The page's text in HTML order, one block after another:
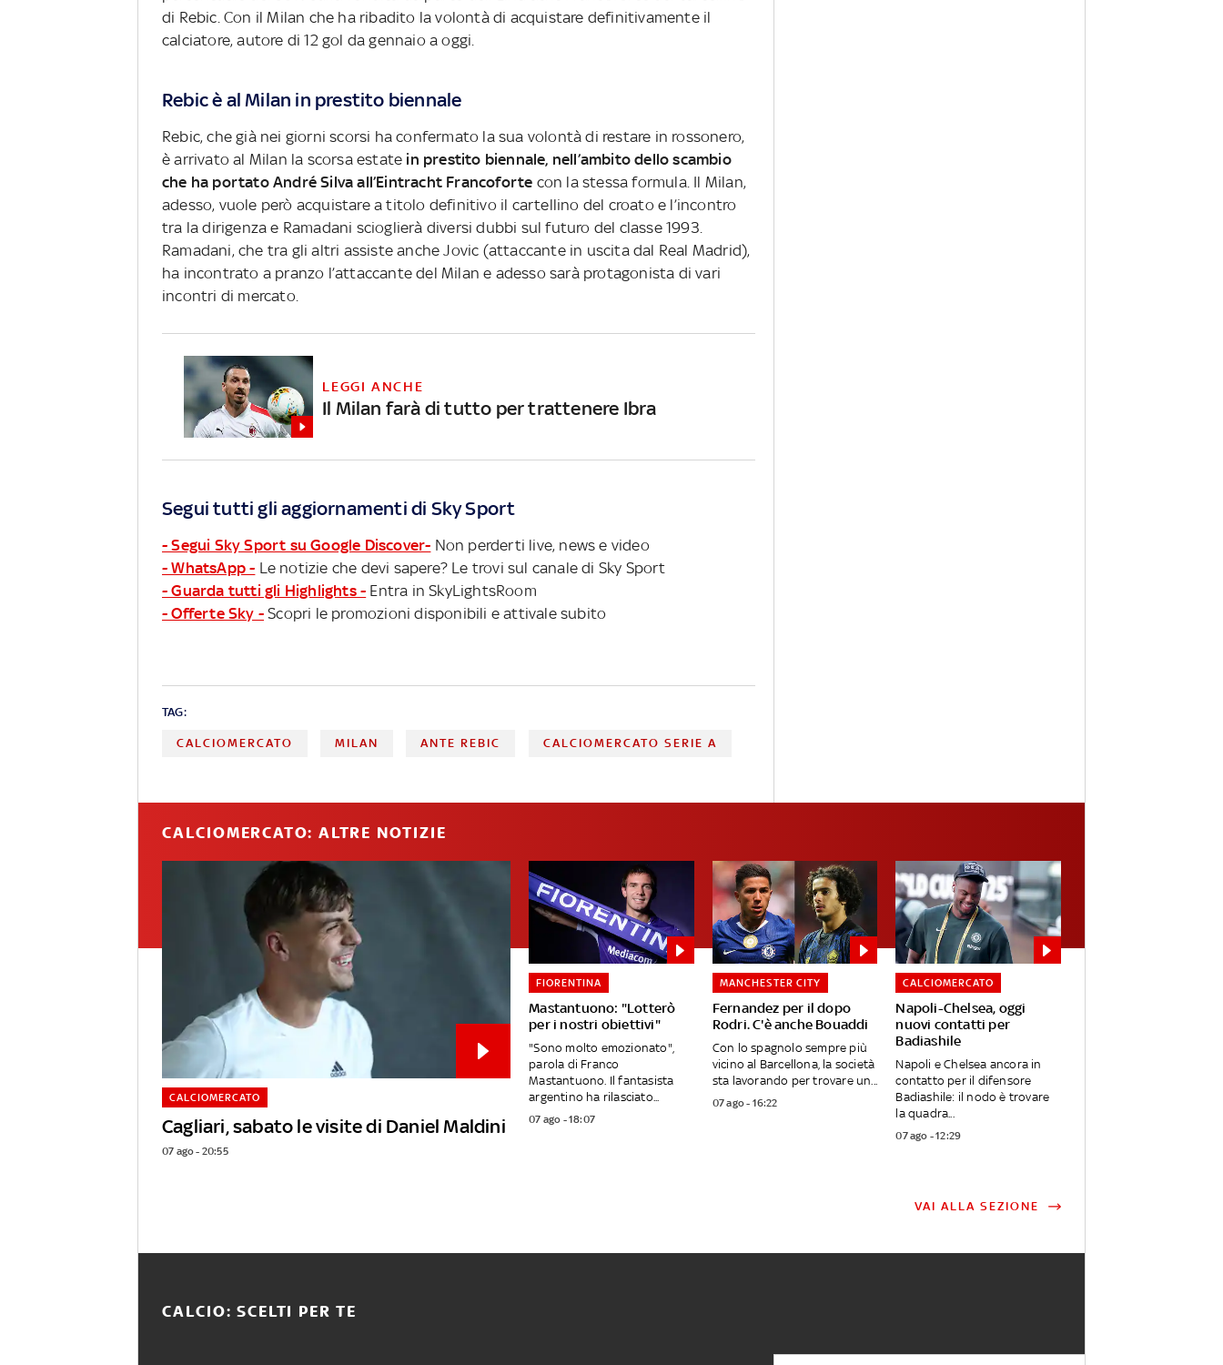
di Rebic. Con il Milan che ha ribadito la volontà di acquistare definitivamente il
calciatore, autore di 12 gol da gennaio a oggi.
Rebic è al Milan in prestito biennale
Rebic, che già nei giorni scorsi ha confermato la sua volontà di restare in rossonero,
è arrivato al Milan la scorsa estate in prestito biennale, nell’ambito dello scambio
che ha portato André Silva all’Eintracht Francoforte con la stessa formula. Il Milan,
adesso, vuole però acquistare a titolo definitivo il cartellino del croato e l’incontro
tra la dirigenza e Ramadani scioglierà diversi dubbi sul futuro del classe 1993.
Ramadani, che tra gli altri assiste anche Jovic (attaccante in uscita dal Real Madrid),
ha incontrato a pranzo l’attaccante del Milan e adesso sarà protagonista di vari
incontri di mercato.
LEGGI ANCHE
Il Milan farà di tutto per trattenere Ibra
Segui tutti gli aggiornamenti di Sky Sport
- Segui Sky Sport su Google Discover- Non perderti live, news e video
- WhatsApp - Le notizie che devi sapere? Le trovi sul canale di Sky Sport
- Guarda tutti gli Highlights - Entra in SkyLightsRoom
- Offerte Sky - Scopri le promozioni disponibili e attivale subito
TAG:
CALCIOMERCATO MILAN ANTE REBIC CALCIOMERCATO SERIE A
CALCIOMERCATO: ALTRE NOTIZIE
Cagliari, sabato le visite di Daniel Maldini
CALCIOMERCATO
07 ago - 20:55
Mastantuono: "Lotterò
per i nostri obiettivi"
FIORENTINA
"Sono molto emozionato",
parola di Franco
Mastantuono. Il fantasista
argentino ha rilasciato...
07 ago - 18:07
Fernandez per il dopo
Rodri. C'è anche Bouaddi
MANCHESTER CITY
Con lo spagnolo sempre più
vicino al Barcellona, la società
sta lavorando per trovare un...
07 ago - 16:22
Napoli-Chelsea, oggi
nuovi contatti per
Badiashile
CALCIOMERCATO
Napoli e Chelsea ancora in
contatto per il difensore
Badiashile: il nodo è trovare
la quadra...
07 ago - 12:29
VAI ALLA SEZIONE
CALCIO: SCELTI PER TE